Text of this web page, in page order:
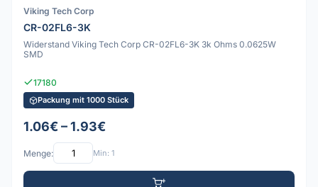
Viking Tech Corp
CR-02FL6-3K
Widerstand Viking Tech Corp CR-02FL6-3K 3k Ohms 0.0625W
SMD
17180
Packung mit 1000 Stück
1.06€ – 1.93€
Menge: Min: 1